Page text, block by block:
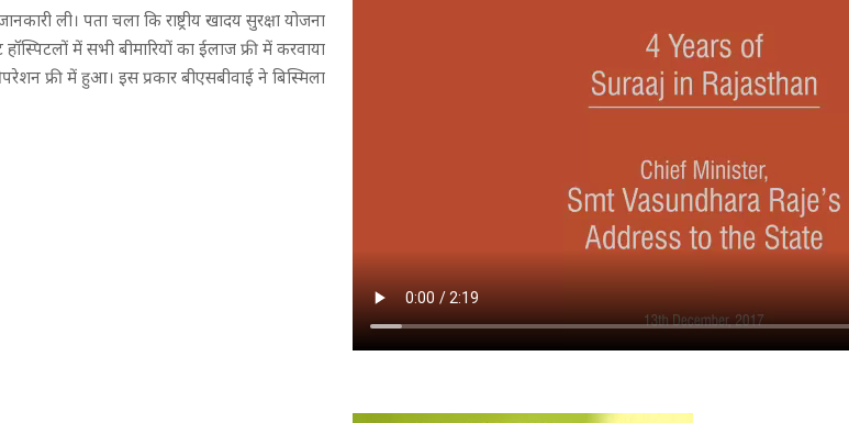
ली। पता चला कि राष्ट्रीय खादय सुरक्षा योजना
में सभी बीमारियों का ईलाज फ्री में करवाया
फ्री में हुआ। इस प्रकार बीएसबीवाई ने बिस्मिला